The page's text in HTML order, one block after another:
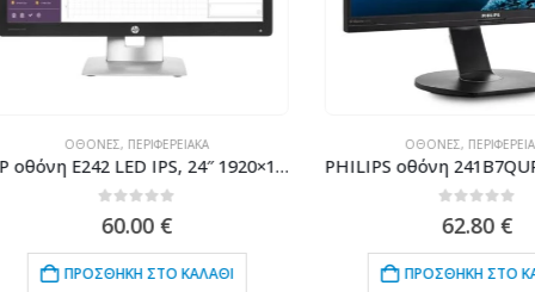
ΟΘΌΝΕΣ,ΠΕΡΙΦΕΡΕΙΑΚΆ
HP οθόνη E242 LED IPS, 24″ 1920×1200, VGA/DisplayPort/HDMI, Grade B
60.00€
ΠΡΟΣΘΉΚΗ ΣΤΟ ΚΑΛΆΘΙ
ΟΘΌΝΕΣ,ΠΕΡΙΦΕΡΕΙΑΚΆ
62.80€
ΠΡΟΣΘΉΚΗ ΣΤΟ ΚΑΛΆΘΙ